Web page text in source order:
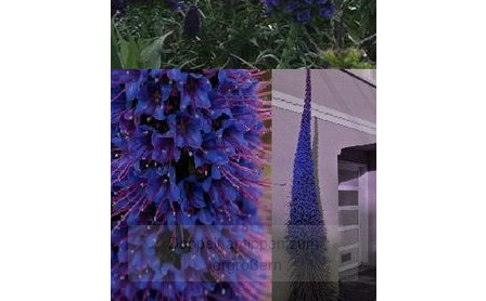
Doppelt antippen zum
vergrößern